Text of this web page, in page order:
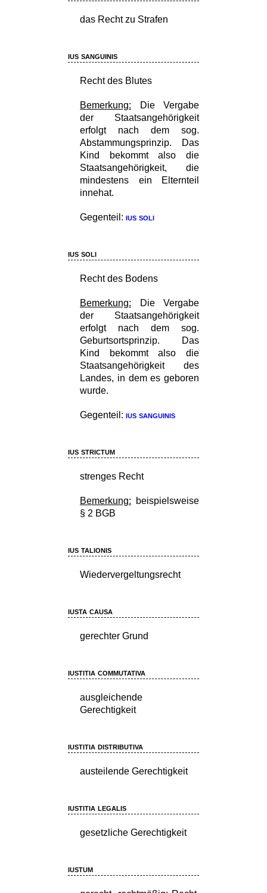
das Recht zu Strafen
ius sanguinis
Recht des Blutes
Bemerkung: Die Vergabe
der Staatsangehörigkeit
erfolgt nach dem sog.
Abstammungsprinzip. Das
Kind bekommt also die
Staatsangehörigkeit, die
mindestens ein Elternteil
innehat.
Gegenteil: ius soli
ius soli
Recht des Bodens
Bemerkung: Die Vergabe
der Staatsangehörigkeit
erfolgt nach dem sog.
Geburtsortsprinzip. Das
Kind bekommt also die
Staatsangehörigkeit des
Landes, in dem es geboren
wurde.
Gegenteil: ius sanguinis
ius strictum
strenges Recht
Bemerkung: beispielsweise
§ 2 BGB
ius talionis
Wiedervergeltungsrecht
iusta causa
gerechter Grund
iustitia commutativa
ausgleichende
Gerechtigkeit
iustitia distributiva
austeilende Gerechtigkeit
iustitia legalis
gesetzliche Gerechtigkeit
iustum